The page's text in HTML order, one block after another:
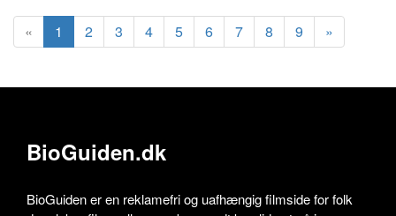
« 1 2 3 4 5 6 7 8 9 »
BioGuiden.dk
BioGuiden er en reklamefri og uafhængig filmside for folk